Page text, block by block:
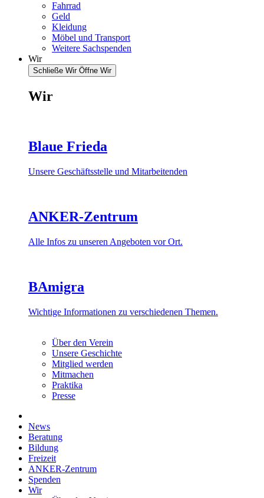
Fahrrad
Geld
Kleidung
Möbel und Transport
Weitere Sachspenden
Wir
Schließe Wir Öffne Wir
Wir
Blaue Frieda
Unsere Geschäftsstelle und Mitarbeitenden
ANKER-Zentrum
Alle Infos zu unseren Angeboten vor Ort.
BAmigra
Wichtige Informationen zu verschiedenen Themen.
Über den Verein
Unsere Geschichte
Mitglied werden
Mitmachen
Praktika
Presse
News
Beratung
Bildung
Freizeit
ANKER-Zentrum
Spenden
Wir